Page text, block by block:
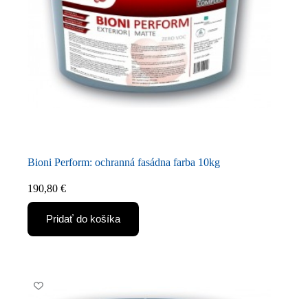
Bioni Perform: ochranná fasádna farba 10kg
190,80 €
Pridať do košíka